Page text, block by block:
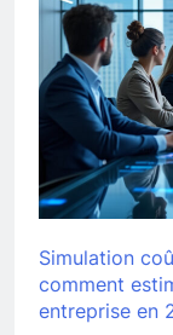
Simulation
comment
entreprise en